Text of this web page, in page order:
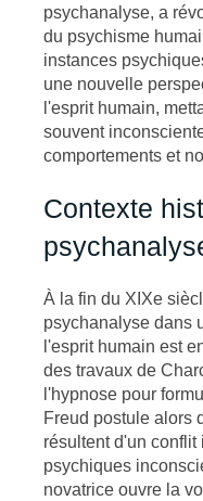
psychanalyse, a
du psychisme
instances
une nouvelle
l'esprit humain,
souvent
comportements et
Contexte
À la fin du XIXe
psychanalyse dans
l'esprit humain est
des travaux de
l'hypnose pour
Freud postule alors
résultent d'un conflit
psychiques
novatrice ouvre la